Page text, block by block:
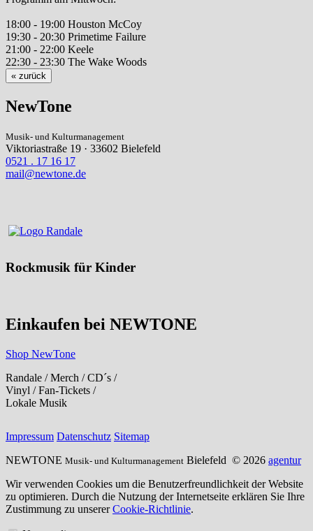
18:00 - 19:00 Houston McCoy
19:30 - 20:30 Primetime Failure
21:00 - 22:00 Keele
22:30 - 23:30 The Wake Woods
« zurück
NewTone
Musik- und Kulturmanagement
Viktoriastraße 19 · 33602 Bielefeld
0521 . 17 16 17
mail@newtone.de
Rockmusik für Kinder
Einkaufen bei NEWTONE
Shop NewTone
Randale / Merch / CD´s /
Vinyl / Fan-Tickets /
Lokale Musik
Impressum Datenschutz Sitemap
NEWTONE Musik- und Kulturmanagement Bielefeld © 2026 agentur
Wir verwenden Cookies um die Benutzerfreundlichkeit der Website
zu optimieren. Durch die Nutzung der Internetseite erklären Sie Ihre
Zustimmung zu unsererCookie-Richtlinie.